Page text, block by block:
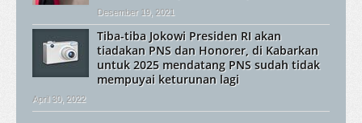
Desember 19, 2021
Tiba-tiba Jokowi Presiden RI akan
tiadakan PNS dan Honorer, di Kabarkan
untuk 2025 mendatang PNS sudah tidak
mempuyai keturunan lagi
April 30, 2022